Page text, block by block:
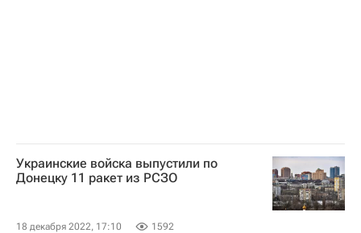
Украинские войска выпустили по
Донецку 11 ракет из РСЗО
18 декабря 2022, 17:10 1592